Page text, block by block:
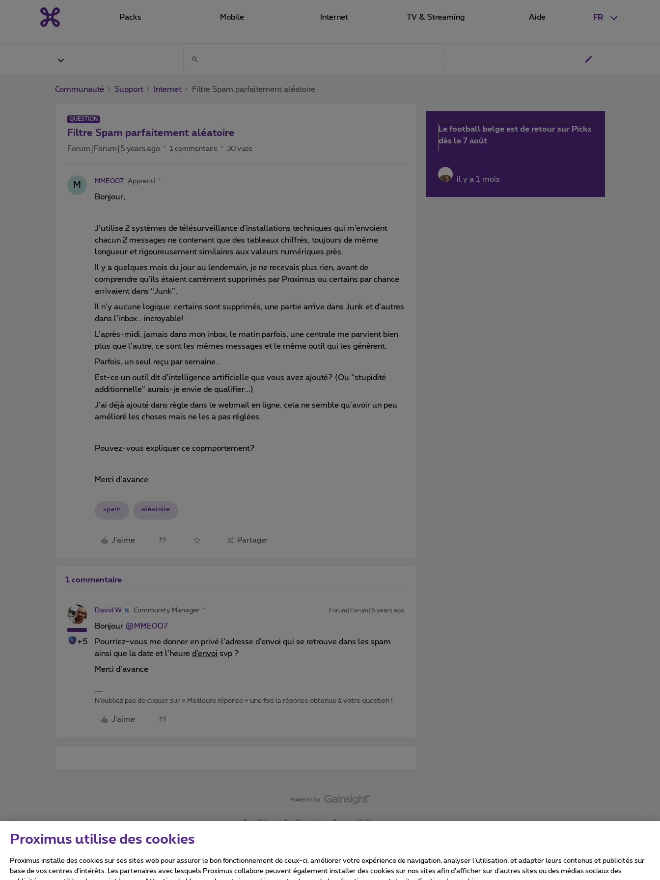
FR
Packs Mobile Internet TV & Streaming Aide
Communauté Support Internet Filtre Spam parfaitement aléatoire
QUESTION
Filtre Spam parfaitement aléatoire
Forum|Forum|5 years ago 1 commentaire 30 vues
M MME007 Apprenti
Bonjour,
J’utilise 2 systèmes de télésurveillance d’installations techniques qui m’envoient
chacun 2 messages ne contenant que des tableaux chiffrés, toujours de même
longueur et rigoureusement similaires aux valeurs numériques près.
Il y a quelques mois du jour au lendemain, je ne recevais plus rien, avant de
comprendre qu’ils étaient carrément supprimés par Proximus ou certains par chance
arrivaient dans “Junk”.
Il n’y aucune logique: certains sont supprimés, une partie arrive dans Junk et d’autres
dans l’inbox… incroyable!
L’après-midi, jamais dans mon inbox, le matin parfois, une centrale me parvient bien
plus que l’autre, ce sont les mêmes messages et le même outil qui les génèrent.
Parfois, un seul reçu par semaine…
Est-ce un outil dit d’intelligence artificielle que vous avez ajouté? (Ou “stupidité
additionnelle” aurais-je envie de qualifier...)
J’ai déjà ajouté dans règle dans le webmail en ligne, cela ne semble qu’avoir un peu
amélioré les choses mais ne les a pas réglées.
Pouvez-vous expliquer ce copmportement?
Merci d’avance
spam aléatoire
J'aime Partager
1 commentaire
+5
David W Community Manager Forum|Forum|5 years ago
Bonjour @MME007
Pourriez-vous me donner en privé l’adresse d’envoi qui se retrouve dans les spam
ainsi que la date et l’heure d’envoi svp ?
Merci d’avance
N’oubliez pas de cliquer sur « Meilleure réponse » une fois la réponse obtenue à votre question !
J'aime
Le football belge est de retour sur Pickx
dès le 7 août
il y a 1 mois
Conditions d'utilisation Accessibility statement
Proximus utilise des cookies
Proximus installe des cookies sur ses sites web pour assurer le bon fonctionnement de ceux-ci, améliorer votre expérience de navigation, analyser l’utilisation, et adapter leurs contenus et publicités sur
base de vos centres d’intérêts. Les partenaires avec lesquels Proximus collabore peuvent également installer des cookies sur nos sites afin d’afficher sur d'autres sites ou des médias sociaux des